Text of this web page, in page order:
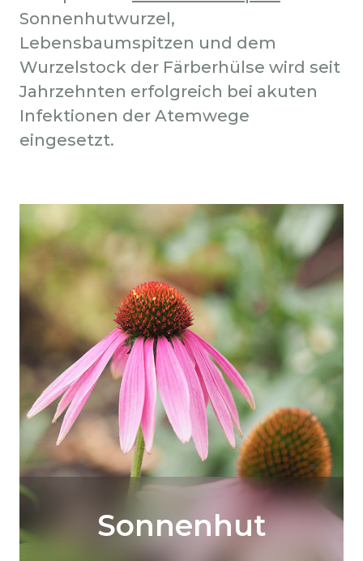
Sonnenhutwurzel,
Lebensbaumspitzen und dem
Wurzelstock der Färberhülse wird seit
Jahrzehnten erfolgreich bei akuten
Infektionen der Atemwege
eingesetzt.
Sonnenhut